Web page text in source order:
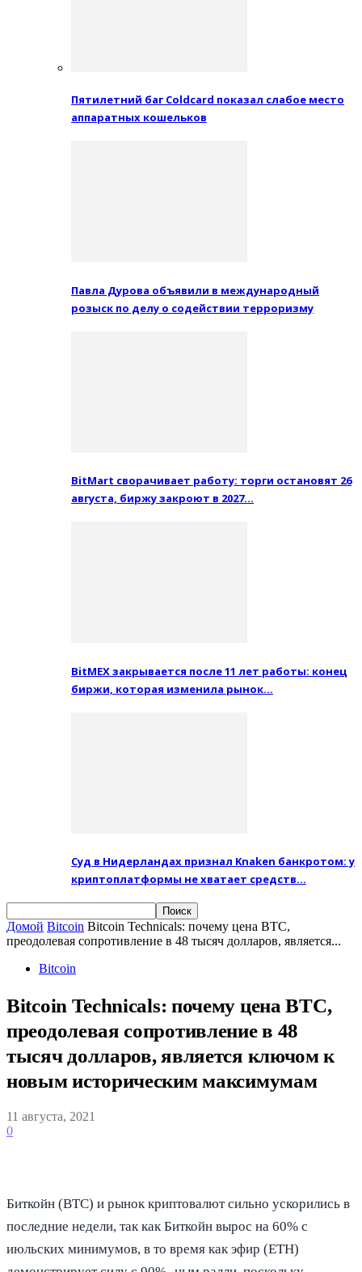
Пятилетний баг Coldcard показал слабое место
аппаратных кошельков
Павла Дурова объявили в международный
розыск по делу о содействии терроризму
BitMart сворачивает работу: торги остановят 26
августа, биржу закроют в 2027…
BitMEX закрывается после 11 лет работы: конец
биржи, которая изменила рынок…
Суд в Нидерландах признал Knaken банкротом: у
криптоплатформы не хватает средств…
Домой Bitcoin Bitcoin Technicals: почему цена BTC,
преодолевая сопротивление в 48 тысяч долларов, является...
Bitcoin
Bitcoin Technicals: почему цена BTC,
преодолевая сопротивление в 48
тысяч долларов, является ключом к
новым историческим максимумам
11 августа, 2021
0
Биткойн (BTC) и рынок криптовалют сильно ускорились в
последние недели, так как Биткойн вырос на 60% с
июльских минимумов, в то время как эфир (ETH)